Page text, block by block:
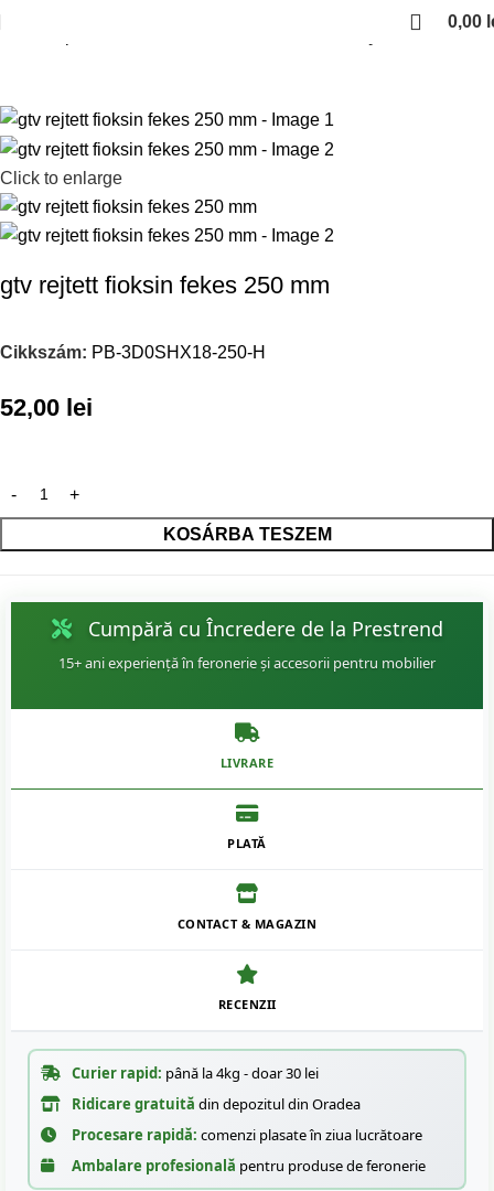
0,00
Rejtett fioksinek
Click to enlarge
gtv rejtett fioksin fekes 250 mm
Cikkszám: PB-3D0SHX18-250-H
52,00 lei
KOSÁRBA TESZEM
Cumpără cu Încredere de la Prestrend
15+ ani experiență în feronerie și accesorii pentru mobilier
LIVRARE
PLATĂ
CONTACT & MAGAZIN
RECENZII
Curier rapid: până la 4kg - doar 30 lei
Ridicare gratuită din depozitul din Oradea
Procesare rapidă: comenzi plasate în ziua lucrătoare
Ambalare profesională pentru produse de feronerie